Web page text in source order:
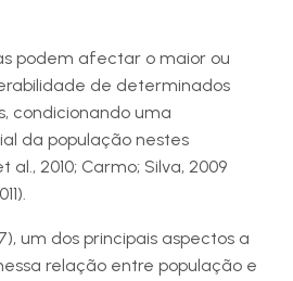
podem afectar o maior ou
de determinados
condicionando uma
da população nestes
2010; Carmo; Silva, 2009
um dos principais aspectos a
relação entre população e